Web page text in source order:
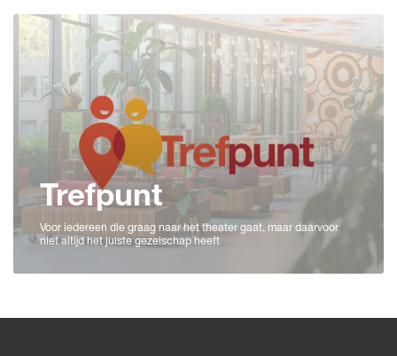
Trefpunt
Voor iedereen die graag naar het theater gaat, maar daarvoor
niet altijd het juiste gezelschap heeft